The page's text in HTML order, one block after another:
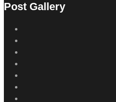
Post Gallery